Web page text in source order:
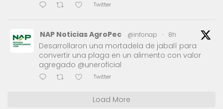
Twitter
NAP Noticias AgroPec @infonap · 8h
Desarrollaron una mortadela de jabalí para
convertir una plaga en un alimento con valor
agregado @uneroficial
Twitter
Load More